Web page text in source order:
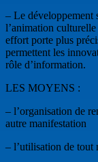
– Le développement
l’animation
effort porte plus
permettent les
rôle d’information.
LES MOYENS :
– l’organisation de
autre manifestation
– l’utilisation de tout